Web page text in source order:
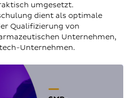
umgesetzt.
dient als optimale
Qualifizierung von
Unternehmen,
Unternehmen.